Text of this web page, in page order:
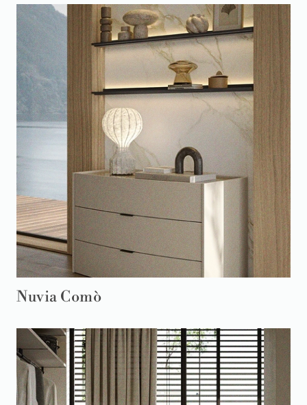
Nuvia Comò